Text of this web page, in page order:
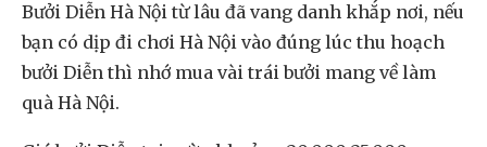
Bưởi Diễn Hà Nội từ lâu đã vang danh khắp nơi, nếu
bạn có dịp đi chơi Hà Nội vào đúng lúc thu hoạch
bưởi Diễn thì nhớ mua vài trái bưởi mang về làm
quà Hà Nội.